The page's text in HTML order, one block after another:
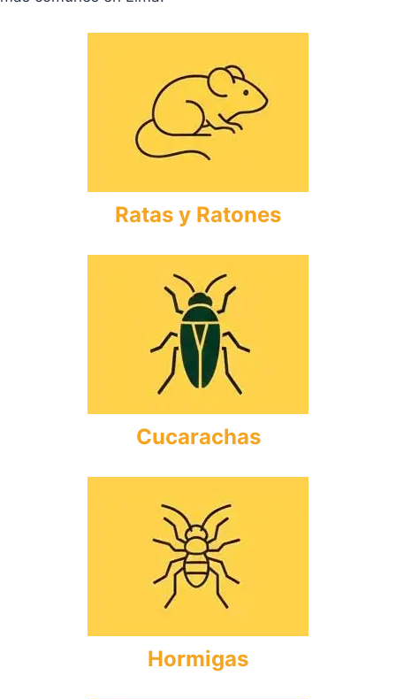
Ratas y Ratones
Cucarachas
Hormigas